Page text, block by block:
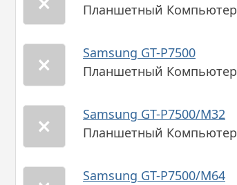
Планшетный Компьютер
Samsung GT-P7500
Планшетный Компьютер
Samsung GT-P7500/M32
Планшетный Компьютер
Samsung GT-P7500/M64